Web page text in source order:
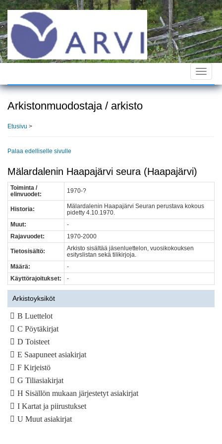
Hyppää
pääsisältöön
Toggle
Arkistonmuodostaja / arkisto
Etusivu >
Palaa edelliselle sivulle
Mälardalenin Haapajärvi seura (Haapajärvi)
Toiminta /
elinvuodet:
1970-?
Historia:
Mälardalenin Haapajärvi Seuran perustava kokous
pidetty 4.10.1970.
Muut:
-
Rajavuodet:
1970-2000
Tietosisältö:
Arkisto sisältää jäsenluettelon, vuosikokouksen
esityslistan sekä tilikirjoja.
Määrä:
-
Käyttörajoitukset:
-
Arkistoyksiköt
B Luettelot
C Pöytäkirjat
D Toisteet
E Saapuneet asiakirjat
F Kirjeistö
G Tiliasiakirjat
H Sisällön mukaan järjestetyt asiakirjat
I Kartat ja piirustukset
U Muut asiakirjat